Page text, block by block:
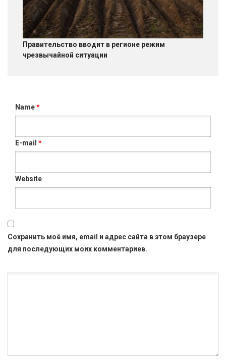
Правительство вводит в регионе режим
чрезвычайной ситуации
Name*
E-mail *
Website
Сохранить моё имя, email и адрес сайта в этом браузере
для последующих моих комментариев.